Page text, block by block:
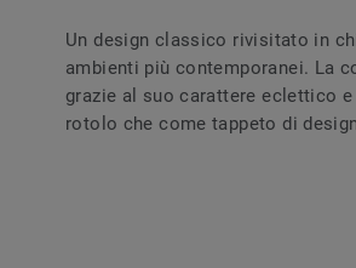
Un design classico rivisitato in
ambienti più contemporanei. La
grazie al suo carattere eclettico
rotolo che come tappeto di